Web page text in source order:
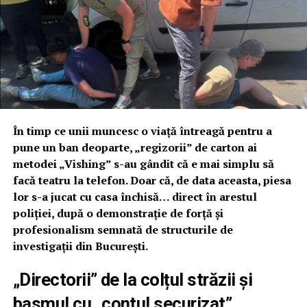
care magistratul a trebuit să ajungă în fața judecătorilor
de la ICCJ pentru ca argumentele sale să fie, în cele din
urmă, acceptate.
Cine este Claudiu Sandu și ce rol ar
fi putut juca în acest dosar
controversat
Interogația centrală lansată de Lumea Justiției vizează
legătura dintre parchetul de destinație și unul dintre cei
mai influenți membri ai actualului CSM. Este vorba
despre procurorul Claudiu Sandu, cel care a condus PT
Brașov în perioada 2017-2023, înainte de a fi ales în
Consiliul Superior al Magistraturii.
Sandu, reamintind momente din trecutul acestuia,
precum situația în care s-ar fi lăudat cu menținerea unui
În timp ce unii muncesc o viață întreagă pentru a
pune un ban deoparte, „regizorii” de carton ai
metodei „Vishing” s-au gândit că e mai simplu să
facă teatru la telefon. Doar că, de data aceasta, piesa
lor s-a jucat cu casa închisă… direct în arestul
poliției, după o demonstrație de forță și
profesionalism semnată de structurile de
investigații din București.
„Directorii” de la colțul străzii și